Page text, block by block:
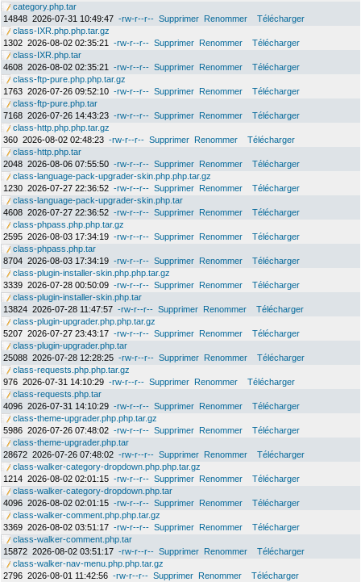
category.php.tar
14848 2026-07-31 10:49:47 -rw-r--r-- Supprimer Renommer
Télécharger
class-IXR.php.php.tar.gz
1302 2026-08-02 02:35:21 -rw-r--r-- Supprimer Renommer
Télécharger
class-IXR.php.tar
4608 2026-08-02 02:35:21 -rw-r--r-- Supprimer Renommer
Télécharger
class-ftp-pure.php.php.tar.gz
1763 2026-07-26 09:52:10 -rw-r--r-- Supprimer Renommer
Télécharger
class-ftp-pure.php.tar
7168 2026-07-26 14:43:23 -rw-r--r-- Supprimer Renommer
Télécharger
class-http.php.php.tar.gz
360 2026-08-02 02:48:23 -rw-r--r-- Supprimer Renommer
Télécharger
class-http.php.tar
2048 2026-08-06 07:55:50 -rw-r--r-- Supprimer Renommer
Télécharger
class-language-pack-upgrader-skin.php.php.tar.gz
1230 2026-07-27 22:36:52 -rw-r--r-- Supprimer Renommer
Télécharger
class-language-pack-upgrader-skin.php.tar
4608 2026-07-27 22:36:52 -rw-r--r-- Supprimer Renommer
Télécharger
class-phpass.php.php.tar.gz
2595 2026-08-03 17:34:19 -rw-r--r-- Supprimer Renommer
Télécharger
class-phpass.php.tar
8704 2026-08-03 17:34:19 -rw-r--r-- Supprimer Renommer
Télécharger
class-plugin-installer-skin.php.php.tar.gz
3339 2026-07-28 00:50:09 -rw-r--r-- Supprimer Renommer
Télécharger
class-plugin-installer-skin.php.tar
13824 2026-07-28 11:47:57 -rw-r--r-- Supprimer Renommer
Télécharger
class-plugin-upgrader.php.php.tar.gz
5207 2026-07-27 23:43:17 -rw-r--r-- Supprimer Renommer
Télécharger
class-plugin-upgrader.php.tar
25088 2026-07-28 12:28:25 -rw-r--r-- Supprimer Renommer
Télécharger
class-requests.php.php.tar.gz
976 2026-07-31 14:10:29 -rw-r--r-- Supprimer Renommer
Télécharger
class-requests.php.tar
4096 2026-07-31 14:10:29 -rw-r--r-- Supprimer Renommer
Télécharger
class-theme-upgrader.php.php.tar.gz
5986 2026-07-26 07:48:02 -rw-r--r-- Supprimer Renommer
Télécharger
class-theme-upgrader.php.tar
28672 2026-07-26 07:48:02 -rw-r--r-- Supprimer Renommer
Télécharger
class-walker-category-dropdown.php.php.tar.gz
1214 2026-08-02 02:01:15 -rw-r--r-- Supprimer Renommer
Télécharger
class-walker-category-dropdown.php.tar
4096 2026-08-02 02:01:15 -rw-r--r-- Supprimer Renommer
Télécharger
class-walker-comment.php.php.tar.gz
3369 2026-08-02 03:51:17 -rw-r--r-- Supprimer Renommer
Télécharger
class-walker-comment.php.tar
15872 2026-08-02 03:51:17 -rw-r--r-- Supprimer Renommer
Télécharger
class-walker-nav-menu.php.php.tar.gz
2796 2026-08-01 11:42:56 -rw-r--r-- Supprimer Renommer
Télécharger